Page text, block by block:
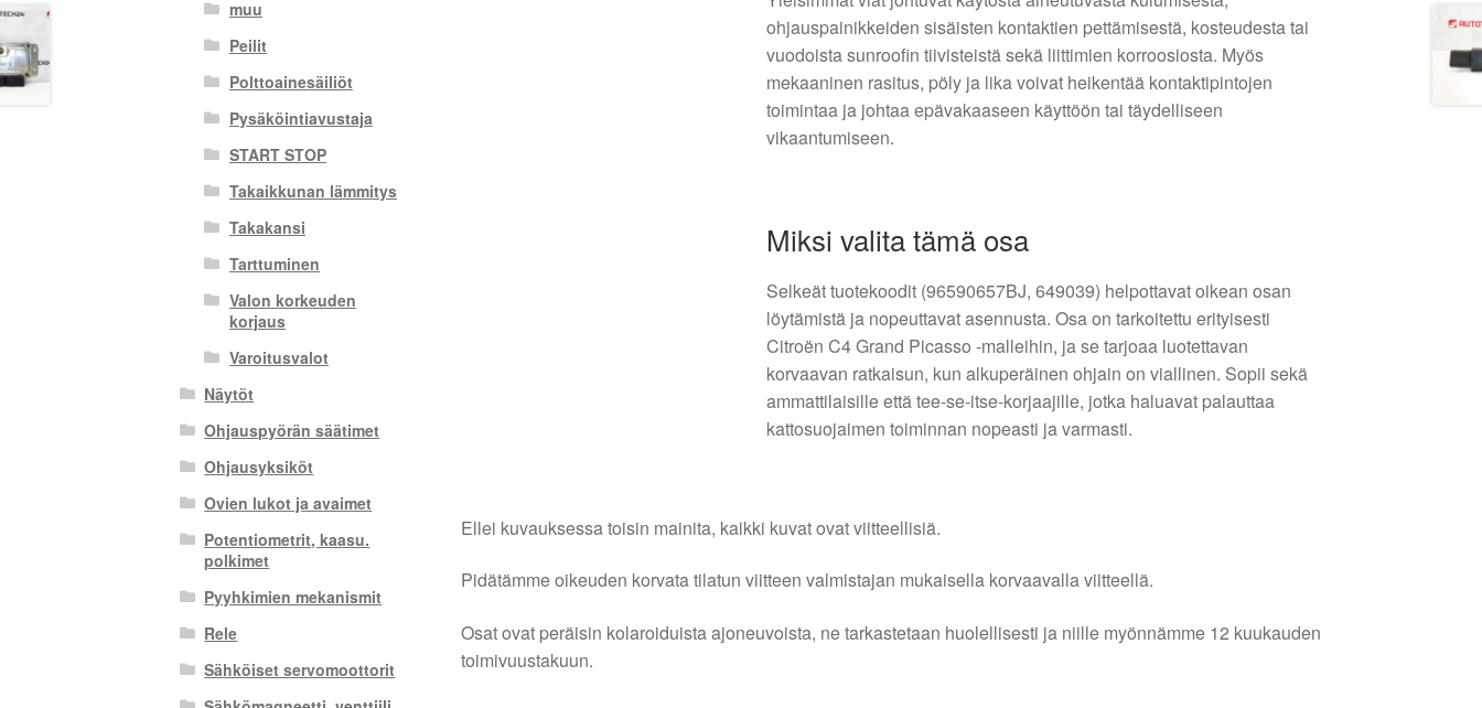
ohjauspainikkeiden sisäisten kontaktien pettämisestä, kosteudesta tai
vuodoista sunroofin tiivisteistä sekä liittimien korroosiosta. Myös
mekaaninen rasitus, pöly ja lika voivat heikentää kontaktipintojen
toimintaa ja johtaa epävakaaseen käyttöön tai täydelliseen
vikaantumiseen.
Miksi valita tämä osa
Selkeät tuotekoodit (96590657BJ, 649039) helpottavat oikean osan
löytämistä ja nopeuttavat asennusta. Osa on tarkoitettu erityisesti
Citroën C4 Grand Picasso -malleihin, ja se tarjoaa luotettavan
korvaavan ratkaisun, kun alkuperäinen ohjain on viallinen. Sopii sekä
ammattilaisille että tee-se-itse-korjaajille, jotka haluavat palauttaa
kattosuojaimen toiminnan nopeasti ja varmasti.
Ellei kuvauksessa toisin mainita, kaikki kuvat ovat viitteellisiä.
Pidätämme oikeuden korvata tilatun viitteen valmistajan mukaisella korvaavalla viitteellä.
Osat ovat peräisin kolaroiduista ajoneuvoista, ne tarkastetaan huolellisesti ja niille myönnämme 12 kuukauden
toimivuustakuun.
muu
Peilit
Polttoainesäiliöt
Pysäköintiavustaja
START STOP
Takaikkunan lämmitys
Takakansi
Tarttuminen
Valon korkeuden
korjaus
Varoitusvalot
Näytöt
Ohjauspyörän säätimet
Ohjausyksiköt
Ovien lukot ja avaimet
Potentiometrit, kaasu.
polkimet
Pyyhkimien mekanismit
Rele
Sähköiset servomoottorit